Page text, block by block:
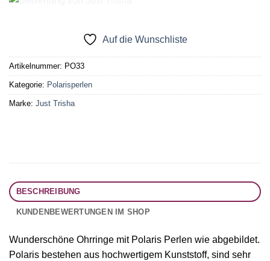
Auf die Wunschliste
Artikelnummer: PO33
Kategorie: Polarisperlen
Marke: Just Trisha
BESCHREIBUNG
KUNDENBEWERTUNGEN IM SHOP
Wunderschöne Ohrringe mit Polaris Perlen wie abgebildet.
Polaris bestehen aus hochwertigem Kunststoff, sind sehr